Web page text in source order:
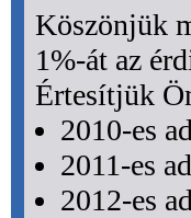
Köszönjük
1%-át az
Értesítjük
2010-es
2011-es
2012-es